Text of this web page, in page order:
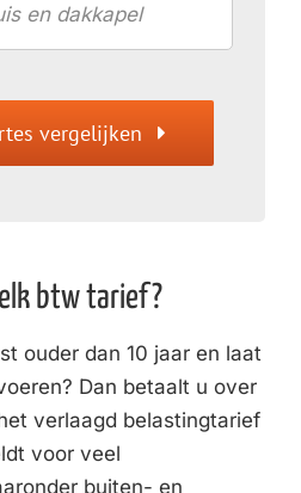
en dakkapel
vergelijken
btw tarief?
ouder dan 10 jaar en laat
Dan betaalt u over
verlaagd belastingtarief
voor veel
buiten- en